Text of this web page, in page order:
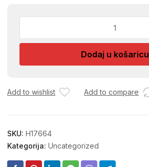
M7
Dodaj u košaricu
Add to wishlist Add to compare
SKU: H17664
Kategorija: Uncategorized